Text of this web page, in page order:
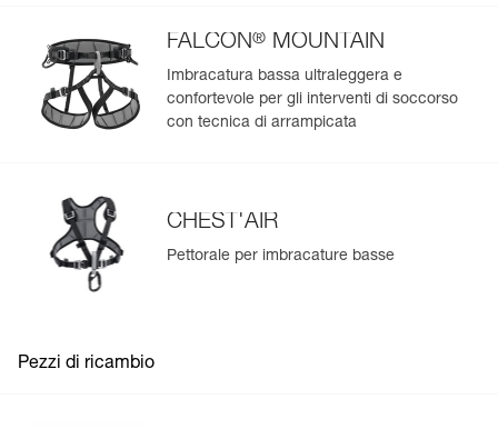
FALCON® MOUNTAIN
Imbracatura bassa ultraleggera e
confortevole per gli interventi di soccorso
con tecnica di arrampicata
CHEST'AIR
Pettorale per imbracature basse
Pezzi di ricambio